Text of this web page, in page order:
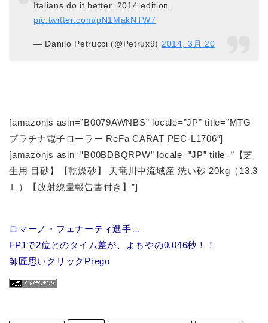
Italians do it better. 2014 edition.
pic.twitter.com/pN1MakNTW7
— Danilo Petrucci (@Petrux9) 2014, 3月 20
[amazonjs asin=”B0079AWNBS” locale=”JP” title=”MTG
プラチナ電子ローラー ReFa CARAT PEC-L1706″]
[amazonjs asin=”B00BDBQRPW” locale=”JP” title=”【芝
生用 目砂】【乾燥砂】 天竜川中流域産 洗い砂 20kg（13.3
Ｌ）【放射線量報告書付き】”]
ロマーノ・フェナーティ選手…
FP1で2位とのタイム差が、よもやの0.046秒！！
師匠思いクリックPrego